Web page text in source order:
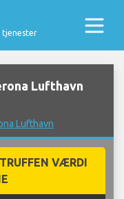
tjenester
Lufthavn
Lufthavn
VÆRDI